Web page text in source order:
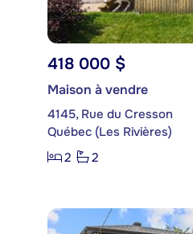
418 000 $
Maison à vendre
4145, Rue du Cresson
Québec (Les Rivières)
2
2